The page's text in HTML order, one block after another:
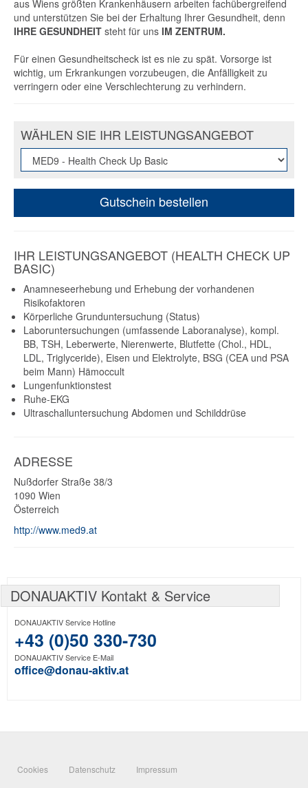
aus Wiens größten Krankenhäusern arbeiten fachübergreifend
und unterstützen Sie bei der Erhaltung Ihrer Gesundheit, denn
IHRE GESUNDHEIT steht für uns IM ZENTRUM.
Für einen Gesundheitscheck ist es nie zu spät. Vorsorge ist
wichtig, um Erkrankungen vorzubeugen, die Anfälligkeit zu
verringern oder eine Verschlechterung zu verhindern.
WÄHLEN SIE IHR LEISTUNGSANGEBOT
Gutschein bestellen
IHR LEISTUNGSANGEBOT (HEALTH CHECK UP
BASIC)
Anamneseerhebung und Erhebung der vorhandenen
Risikofaktoren
Körperliche Grunduntersuchung (Status)
Laboruntersuchungen (umfassende Laboranalyse), kompl.
BB, TSH, Leberwerte, Nierenwerte, Blutfette (Chol., HDL,
LDL, Triglyceride), Eisen und Elektrolyte, BSG (CEA und PSA
beim Mann) Hämoccult
Lungenfunktionstest
Ruhe-EKG
Ultraschalluntersuchung Abdomen und Schilddrüse
ADRESSE
Nußdorfer Straße 38/3
1090 Wien
Österreich
http://www.med9.at
DONAUAKTIV Kontakt & Service
DONAUAKTIV Service Hotline
+43 (0)50 330-730
DONAUAKTIV Service E-Mail
office@donau-aktiv.at
Cookies Datenschutz Impressum